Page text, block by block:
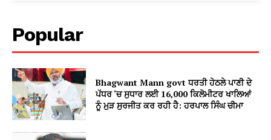
Popular
Bhagwant Mann govt ਧਰਤੀ ਹੇਠਲੇ ਪਾਣੀ ਦੇ
ਪੱਧਰ ‘ਚ ਸੁਧਾਰ ਲਈ 16,000 ਕਿਲੋਮੀਟਰ ਖਾਲਿਆਂ
ਨੂੰ ਮੁੜ ਸੁਰਜੀਤ ਕਰ ਰਹੀ ਹੈ: ਹਰਪਾਲ ਸਿੰਘ ਚੀਮਾ